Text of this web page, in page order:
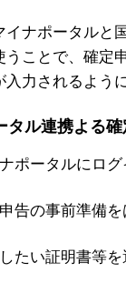
ナポータルと
うことで、確定
入力されるよう
タル連携よる
ポータルにログ
告の事前準備を
たい証明書等を